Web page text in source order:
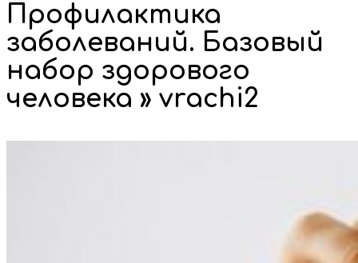
Профилактика
заболеваний. Базовый
набор здорового
человека » vrachi2